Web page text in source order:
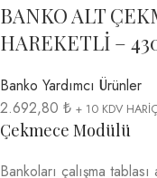
BANKO ALT
HAREKETLİ –
Banko Yardımcı Ürünler
2.692,80 ₺ + 10 KDV
Çekmece Modülü
Bankoları çalışma